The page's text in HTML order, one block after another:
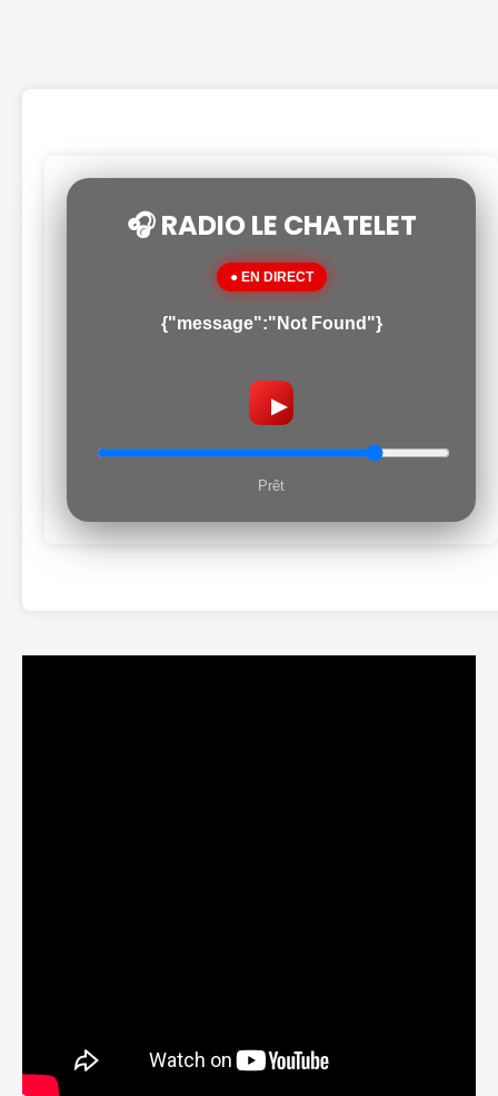
🎧 RADIO LE CHATELET
● EN DIRECT
{"message":"Not Found"}
▶
Prêt